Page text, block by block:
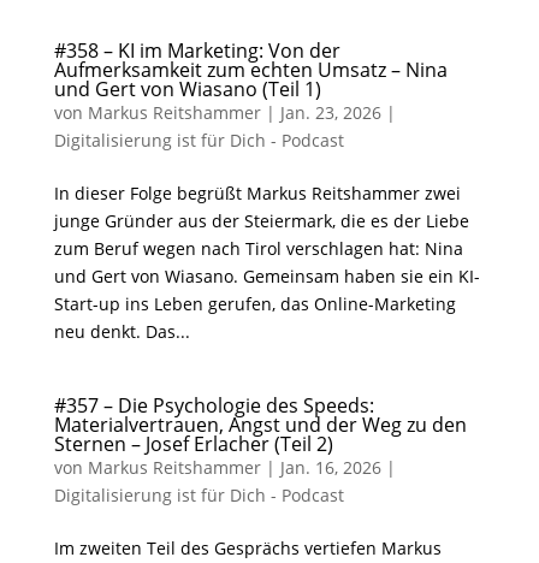
#358 – KI im Marketing: Von der
Aufmerksamkeit zum echten Umsatz – Nina
und Gert von Wiasano (Teil 1)
von Markus Reitshammer| Jan. 23, 2026|
Digitalisierung ist für Dich - Podcast
In dieser Folge begrüßt Markus Reitshammer zwei
junge Gründer aus der Steiermark, die es der Liebe
zum Beruf wegen nach Tirol verschlagen hat: Nina
und Gert von Wiasano. Gemeinsam haben sie ein KI-
Start-up ins Leben gerufen, das Online-Marketing
neu denkt. Das...
#357 – Die Psychologie des Speeds:
Materialvertrauen, Angst und der Weg zu den
Sternen – Josef Erlacher (Teil 2)
von Markus Reitshammer| Jan. 16, 2026|
Digitalisierung ist für Dich - Podcast
Im zweiten Teil des Gesprächs vertiefen Markus